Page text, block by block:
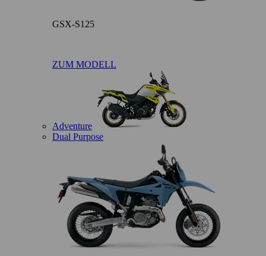
GSX-S125
ZUM MODELL
Adventure
Dual Purpose